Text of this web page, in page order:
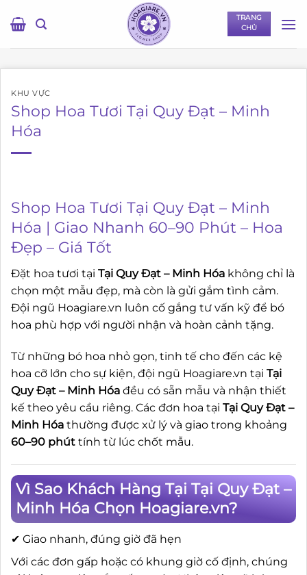
qua
TRANG
CHỦ
KHU VỰC
Shop Hoa Tươi Tại Quy Đạt – Minh
Hóa
Shop Hoa Tươi Tại Quy Đạt – Minh
Hóa | Giao Nhanh 60–90 Phút – Hoa
Đẹp – Giá Tốt
Đặt hoa tươi tại Tại Quy Đạt – Minh Hóa không chỉ là
chọn một mẫu đẹp, mà còn là gửi gắm tình cảm.
Đội ngũ Hoagiare.vn luôn cố gắng tư vấn kỹ để bó
hoa phù hợp với người nhận và hoàn cảnh tặng.
Từ những bó hoa nhỏ gọn, tinh tế cho đến các kệ
hoa cỡ lớn cho sự kiện, đội ngũ Hoagiare.vn tại Tại
Quy Đạt – Minh Hóa đều có sẵn mẫu và nhận thiết
kế theo yêu cầu riêng. Các đơn hoa tại Tại Quy Đạt –
Minh Hóa thường được xử lý và giao trong khoảng
60–90 phút tính từ lúc chốt mẫu.
Vì Sao Khách Hàng Tại Tại Quy Đạt –
Minh Hóa Chọn Hoagiare.vn?
✔ Giao nhanh, đúng giờ đã hẹn
Với các đơn gấp hoặc có khung giờ cố định, chúng